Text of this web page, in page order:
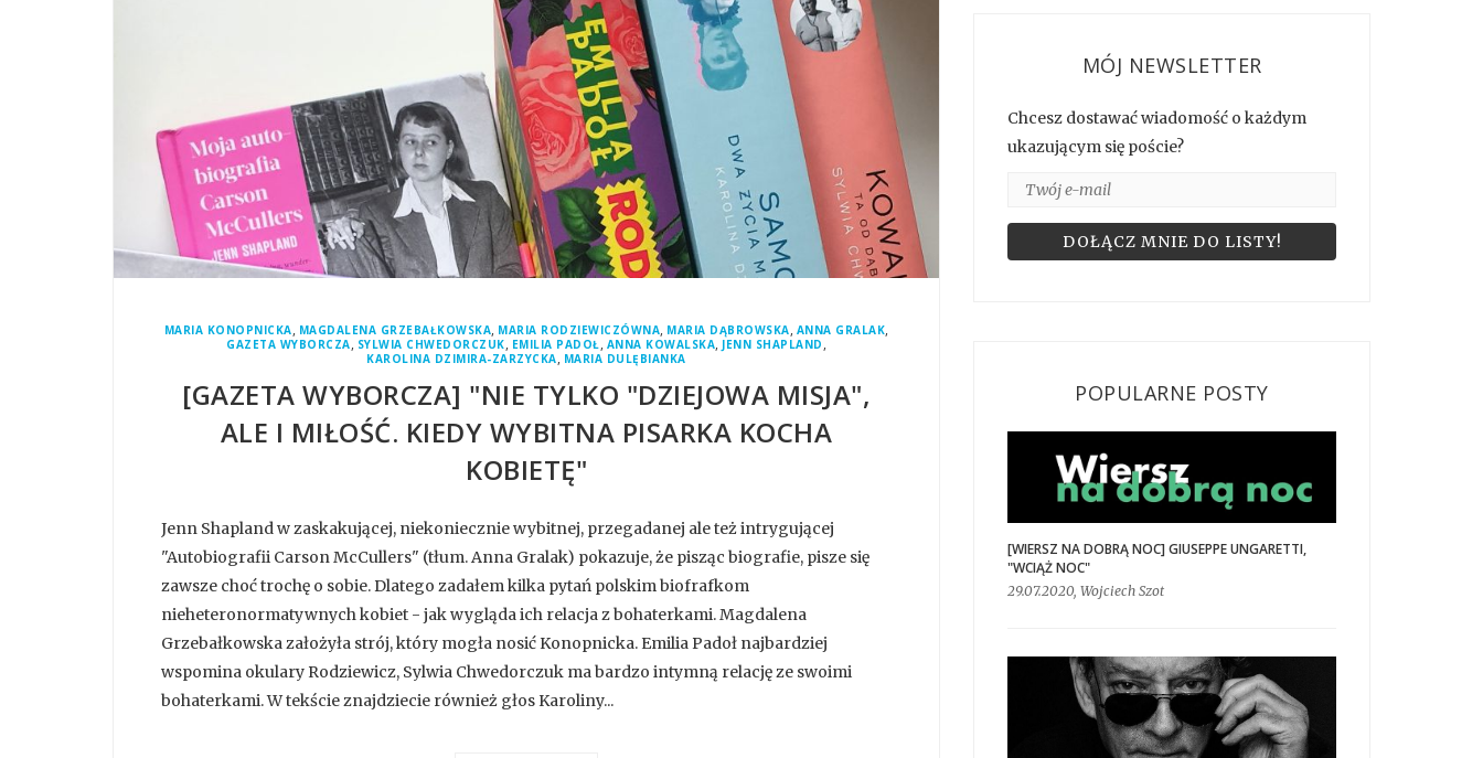
MARIA KONOPNICKA, MAGDALENA GRZEBAŁKOWSKA, MARIA RODZIEWICZÓWNA, MARIA DĄBROWSKA, ANNA GRALAK,
GAZETA WYBORCZA, SYLWIA CHWEDORCZUK, EMILIA PADOŁ, ANNA KOWALSKA, JENN SHAPLAND ,
KAROLINA DZIMIRA-ZARZYCKA, MARIA DULĘBIANKA
[GAZETA WYBORCZA] "NIE TYLKO "DZIEJOWA MISJA",
ALE I MIŁOŚĆ. KIEDY WYBITNA PISARKA KOCHA
KOBIETĘ"
Jenn Shapland w zaskakującej, niekoniecznie wybitnej, przegadanej ale też intrygującej
"Autobiografii Carson McCullers" (tłum. Anna Gralak) pokazuje, że pisząc biografie, pisze się
zawsze choć trochę o sobie. Dlatego zadałem kilka pytań polskim biofrafkom
nieheteronormatywnych kobiet - jak wygląda ich relacja z bohaterkami. Magdalena
Grzebałkowska założyła strój, który mogła nosić Konopnicka. Emilia Padoł najbardziej
wspomina okulary Rodziewicz, Sylwia Chwedorczuk ma bardzo intymną relację ze swoimi
bohaterkami. W tekście znajdziecie również głos Karoliny...
MÓJ NEWSLETTER
Chcesz dostawać wiadomość o każdym
ukazującym się poście?
POPULARNE POSTY
[WIERSZ NA DOBRĄ NOC] GIUSEPPE UNGARETTI,
"WCIĄŻ NOC"
29.07.2020, Wojciech Szot